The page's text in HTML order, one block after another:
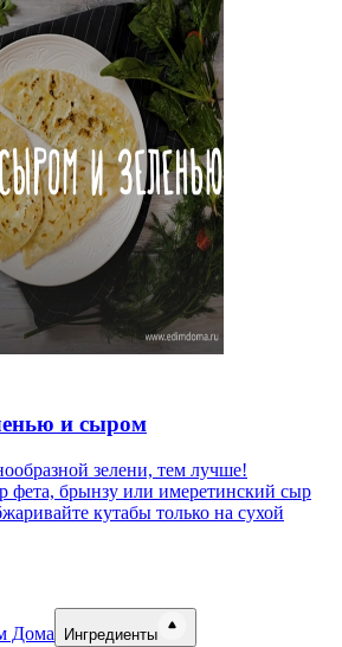
и сыром
зелени, тем лучше!
фета, брынзу или имеретинский сыр
кутабы только на сухой
Дома Ингредиенты